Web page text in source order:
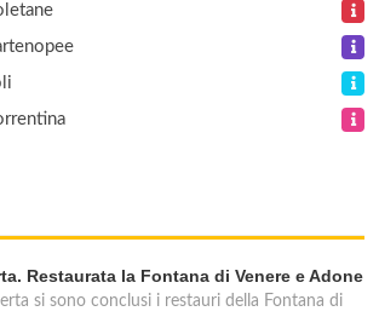
Restaurata la Fontana di Venere e Adone
si sono conclusi i restauri della Fontana di